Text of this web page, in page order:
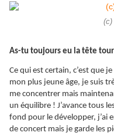
(c)
As-tu toujours eu la tête
Ce qui est certain, c’est que
mon plus jeune âge, je suis
me concentrer mais
un équilibre ! J’avance tous
fond pour le développer, j’ai
de concert mais je garde les